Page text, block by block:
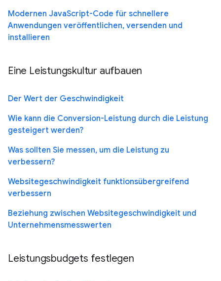
Modernen JavaScript-Code für schnellere
Anwendungen veröffentlichen, versenden und
installieren
Eine Leistungskultur aufbauen
Der Wert der Geschwindigkeit
Wie kann die Conversion-Leistung durch die Leistung
gesteigert werden?
Was sollten Sie messen, um die Leistung zu
verbessern?
Websitegeschwindigkeit funktionsübergreifend
verbessern
Beziehung zwischen Websitegeschwindigkeit und
Unternehmensmesswerten
Leistungsbudgets festlegen